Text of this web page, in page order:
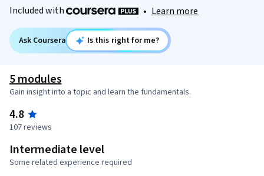
Included with
• Learn more
Ask Coursera Is this right for me?
5 modules
Gain insight into a topic and learn the fundamentals.
4.8
107 reviews
Intermediate level
Some related experience required